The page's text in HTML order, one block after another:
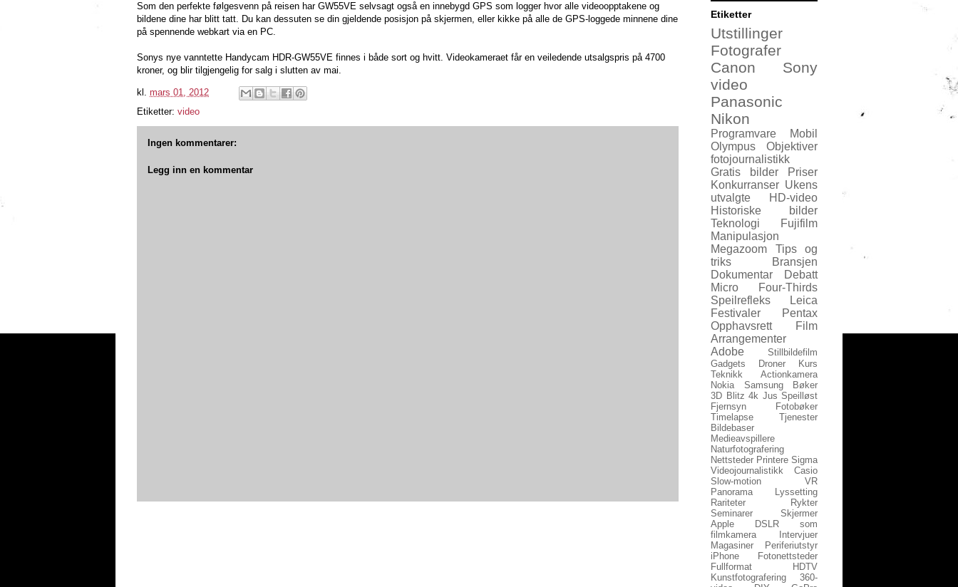
Som den perfekte følgesvenn på reisen har GW55VE selvsagt også en innebygd GPS som logger hvor alle videoopptakene og
bildene dine har blitt tatt. Du kan dessuten se din gjeldende posisjon på skjermen, eller kikke på alle de GPS-loggede minnene dine
på spennende webkart via en PC.
Sonys nye vanntette Handycam HDR-GW55VE finnes i både sort og hvitt. Videokameraet får en veiledende utsalgspris på 4700
kroner, og blir tilgjengelig for salg i slutten av mai.
kl. mars 01, 2012
Etiketter: video
Ingen kommentarer:
Legg inn en kommentar
Etiketter
Utstillinger
Fotografer
Canon
Sony
video
Panasonic
Nikon
Programvare
Mobil
Olympus
Objektiver
fotojournalistikk
Gratis bilder
Priser
Konkurranser Ukens
utvalgte
HD-video
Historiske bilder
Teknologi
Fujifilm
Manipulasjon
Megazoom
Tips og
triks
Bransjen
Dokumentar
Debatt
Micro Four-Thirds
Speilrefleks
Leica
Festivaler
Pentax
Opphavsrett
Film
Arrangementer
Adobe
Stillbildefilm
Gadgets
Droner
Kurs
Teknikk
Actionkamera
Nokia
Samsung
Bøker
3D Blitz 4k Jus Speilløst
Fjernsyn
Fotobøker
Timelapse
Tjenester
Bildebaser
Medieavspillere
Naturfotografering
Nettsteder Printere Sigma
Videojournalistikk
Casio
Slow-motion
VR
Panorama
Lyssetting
Rariteter
Rykter
Seminarer
Skjermer
Apple
DSLR som
filmkamera
Intervjuer
Magasiner
Periferiutstyr
iPhone
Fotonettsteder
Fullformat
HDTV
Kunstfotografering
360-